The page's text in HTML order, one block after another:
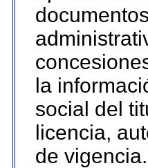
la
social del
licencia,
de vigencia.